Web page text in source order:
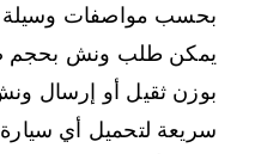
بحسب مواصفات وسيلة
يمكن طلب ونش بحجم
بوزن ثقيل أو إرسال
سريعة لتحميل أي سيارة